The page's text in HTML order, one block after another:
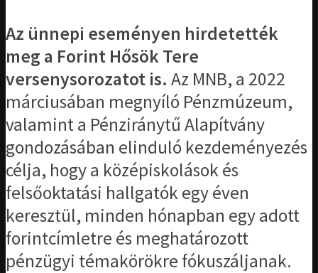
Az ünnepi eseményen hirdetették
meg a Forint Hősök Tere
versenysorozatot is. Az MNB, a 2022
márciusában megnyíló Pénzmúzeum,
valamint a Pénziránytű Alapítvány
gondozásában elinduló kezdeményezés
célja, hogy a középiskolások és
felsőoktatási hallgatók egy éven
keresztül, minden hónapban egy adott
forintcímletre és meghatározott
pénzügyi témakörökre fókuszáljanak.